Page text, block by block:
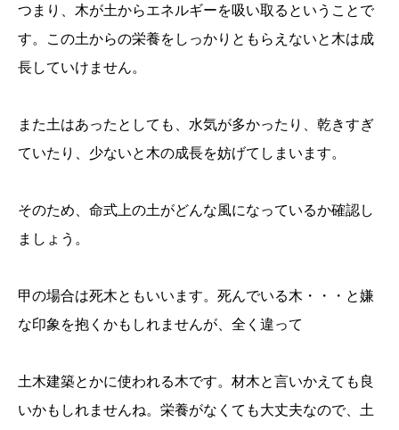
つまり、木が土からエネルギーを吸い取るということで
す。この土からの栄養をしっかりともらえないと木は成
長していけません。
また土はあったとしても、水気が多かったり、乾きすぎ
ていたり、少ないと木の成長を妨げてしまいます。
そのため、命式上の土がどんな風になっているか確認し
ましょう。
甲の場合は死木ともいいます。死んでいる木・・・と嫌
な印象を抱くかもしれませんが、全く違って
土木建築とかに使われる木です。材木と言いかえても良
いかもしれませんね。栄養がなくても大丈夫なので、土